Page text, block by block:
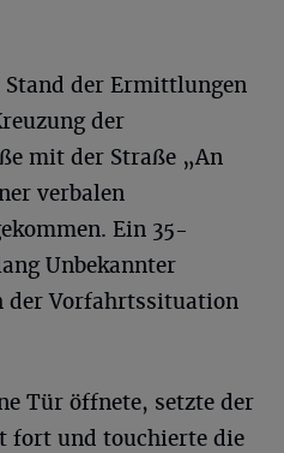
Stand der Ermittlungen
der
mit der Straße „An
verbalen
Ein 35-
Unbekannter
der Vorfahrtssituation
Tür öffnete, setzte der
fort und touchierte die